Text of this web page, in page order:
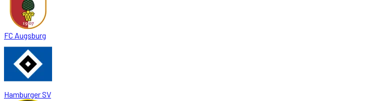
FC Augsburg
Hamburger SV